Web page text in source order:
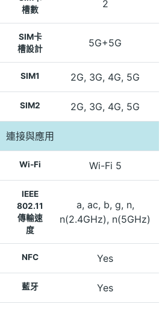
槽數
2
SIM卡
槽設計
5G+5G
SIM1 2G, 3G, 4G, 5G
SIM2 2G, 3G, 4G, 5G
連接與應用
Wi-Fi Wi-Fi 5
IEEE
802.11
傳輸速
度
a, ac, b, g, n,
n(2.4GHz), n(5GHz)
NFC Yes
藍牙 Yes